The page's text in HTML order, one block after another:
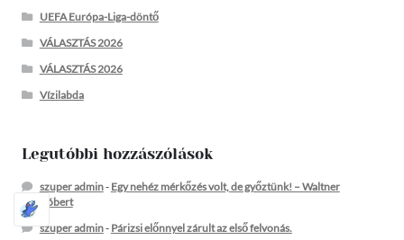
UEFA Európa-Liga-döntő
VÁLASZTÁS 2026
VÁLASZTÁS 2026
Vízilabda
Legutóbbi hozzászólások
szuper admin- Egy nehéz mérkőzés volt, de győztünk! – Waltner
Róbert
szuper admin- Párizsi előnnyel zárult az első felvonás.